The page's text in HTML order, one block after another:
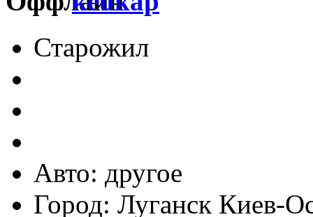
Старожил
Авто: другое
Город: Луганск Киев-